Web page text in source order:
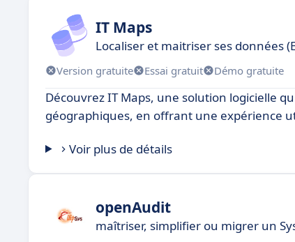
IT Maps
Localiser et maitriser ses données
Version gratuite Essai gratuit Démo gratuite
Découvrez IT Maps, une solution logicielle
géographiques, en offrant une expérience
Voir plus de détails
openAudit
maîtriser, simplifier ou migrer un